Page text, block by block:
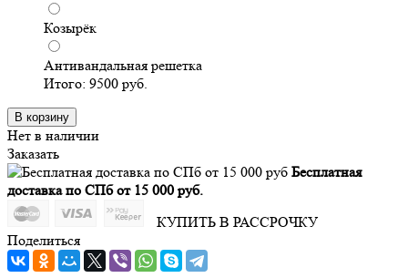
Козырёк
Антивандальная решетка
Итого: 9500 руб.
В корзину
Нет в наличии
Заказать
Бесплатная
доставка по СПб от 15 000 руб.
КУПИТЬ В РАССРОЧКУ
Поделиться